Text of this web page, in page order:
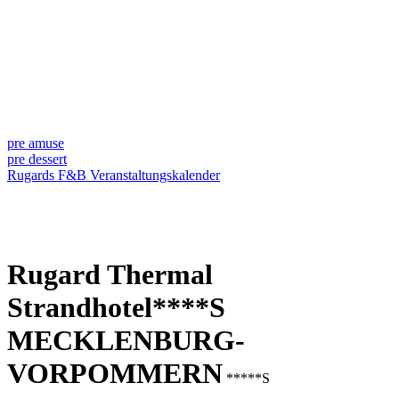
pre amuse
pre dessert
Rugards F&B Veranstaltungskalender
Rugard Thermal
Strandhotel****S
MECKLENBURG-
VORPOMMERN *****S